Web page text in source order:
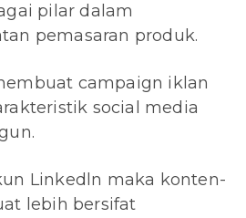
pilar dalam
pemasaran produk.
campaign iklan
social media
Linkedln maka konten-
lebih bersifat